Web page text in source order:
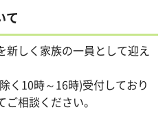
て
新しく家族の一員として迎え
く10時～16時)受付しており
相談ください。